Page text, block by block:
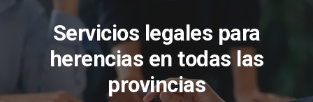
Servicios legales para
herencias en todas las
provincias